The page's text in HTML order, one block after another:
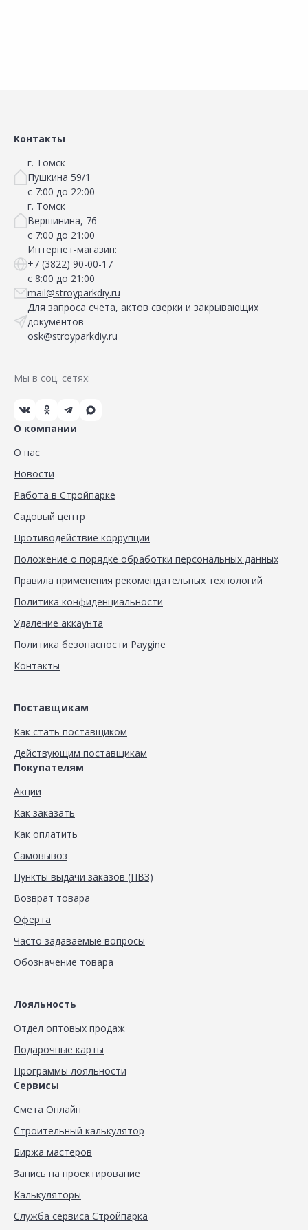
Контакты
г. Томск
Пушкина 59/1
с 7:00 до 22:00
г. Томск
Вершинина, 76
с 7:00 до 21:00
Интернет-магазин:
+7 (3822) 90-00-17
с 8:00 до 21:00
mail@stroyparkdiy.ru
Для запроса счета, актов сверки и закрывающих
документов
osk@stroyparkdiy.ru
Мы в соц. сетях:
О компании
О нас
Новости
Работа в Стройпарке
Садовый центр
Противодействие коррупции
Положение о порядке обработки персональных данных
Правила применения рекомендательных технологий
Политика конфиденциальности
Удаление аккаунта
Политика безопасности Paygine
Контакты
Поставщикам
Как стать поставщиком
Действующим поставщикам
Покупателям
Акции
Как заказать
Как оплатить
Самовывоз
Пункты выдачи заказов (ПВЗ)
Возврат товара
Оферта
Часто задаваемые вопросы
Обозначение товара
Лояльность
Отдел оптовых продаж
Подарочные карты
Программы лояльности
Сервисы
Смета Онлайн
Строительный калькулятор
Биржа мастеров
Запись на проектирование
Калькуляторы
Служба сервиса Стройпарка